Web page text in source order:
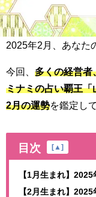
2025年2月、あなた
今回、 多くの経営者
ミナミの占い覇王「
2月の運勢を鑑定し
目次 [ ▲ ]
【1月生まれ】
【2月生まれ】